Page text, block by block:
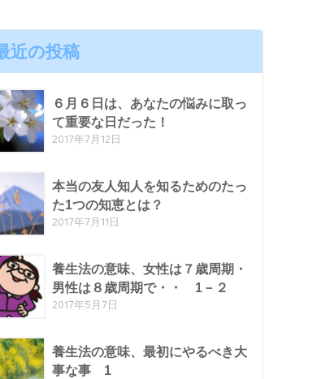
近の投稿
６月６日は、あなたの悩みに取っ
て重要な日だった！
2017年7月12日
本当の友人知人を知るためのたっ
た1つの知恵とは？
2017年7月11日
養生法の意味、女性は７歳周期・
男性は８歳周期で・・ 1－２
2017年5月7日
養生法の意味、最初にやるべき大
事な事 1